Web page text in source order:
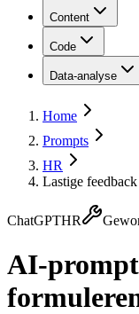
Content
Code
Data-analyse
Home
Prompts
HR
Lastige
ChatGPTHR
AI-